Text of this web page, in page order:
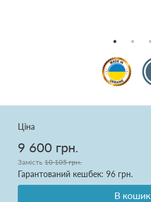
Текстиль для спальні
Ціна
9 600 грн.
Замість 10 105 грн.
Гарантований кешбек: 96 грн.
В кошик